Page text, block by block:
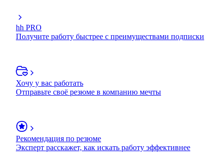
hh PRO
Получите работу быстрее с преимуществами подписки
Хочу у вас работать
Отправьте своё резюме в компанию мечты
Рекомендация по резюме
Эксперт расскажет, как искать работу эффективнее